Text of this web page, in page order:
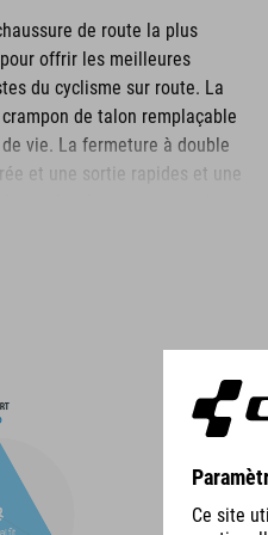
de route la plus
offrir les meilleures
du cyclisme sur route. La
de talon remplaçable
vie. La fermeture à double
et une sortie rapides et une
assure le meilleur